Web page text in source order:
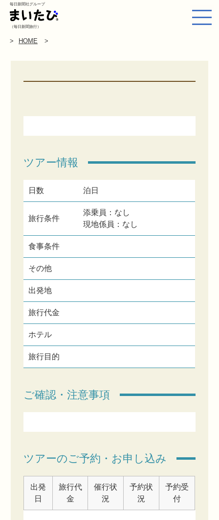
毎日新聞社グループ
（毎日新聞旅行）
HOME
ツアー情報
日数 泊日
旅行条件
添乗員：なし
現地係員：なし
食事条件
その他
出発地
旅行代金
ホテル
旅行目的
ご確認・注意事項
ツアーのご予約・お申し込み
出発
日
旅行代
金
催行状
況
予約状
況
予約受
付